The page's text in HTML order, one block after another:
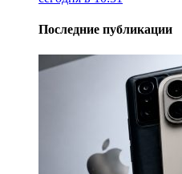
Последние публикации